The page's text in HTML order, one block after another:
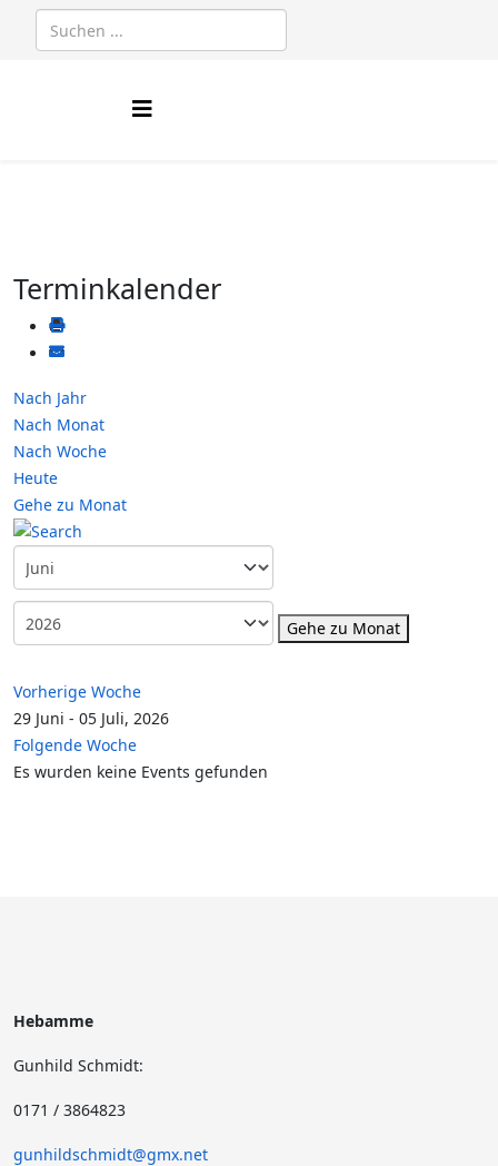
Terminkalender
Nach Jahr
Nach Monat
Nach Woche
Heute
Gehe zu Monat
Gehe zu Monat
Vorherige Woche
29 Juni - 05 Juli, 2026
Folgende Woche
Es wurden keine Events gefunden
Hebamme
Gunhild Schmidt:
0171 / 3864823
gunhildschmidt@gmx.net